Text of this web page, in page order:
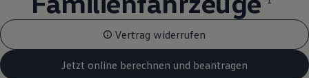
Vertrag widerrufen
Jetzt online berechnen und beantragen